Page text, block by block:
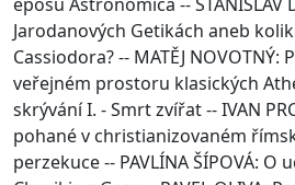
Jarodanových Getikách aneb
Cassiodora? -- MATĚJ
veřejném prostoru klasických
skrývání I. - Smrt zvířat -- IVAN
pohané v christianizovaném
perzekuce -- PAVLÍNA ŠÍPOVÁ: O